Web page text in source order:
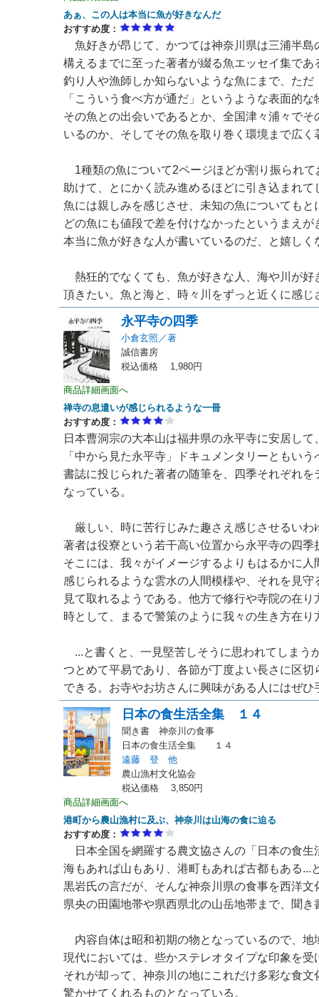
あぁ、この人は本当に魚が好きなんだ
おすすめ度：
魚好きが昂じて、かつては神奈川県は三浦半島
構えるまでに至った著者が綴る魚エッセイ集で
釣り人や漁師しか知らないような魚にまで、ただ
「こういう食べ方が通だ」というような表面的
その魚との出会いであるとか、全国津々浦々で
いるのか、そしてその魚を取り巻く環境まで広く
1種類の魚について2ページほどが割り振られて
助けて、とにかく読み進めるほどに引き込まれ
魚には親しみを感じさせ、未知の魚についても
どの魚にも値段で差を付けなかったというまえ
本当に魚が好きな人が書いているのだ、と嬉しく
熱狂的でなくても、魚が好きな人、海や川が好
頂きたい。魚と海と、時々川をずっと近くに感
永平寺の四季
小倉玄照／著
誠信書房
税込価格 1,980円
商品詳細画面へ
禅寺の息遣いが感じられるような一冊
おすすめ度：
日本曹洞宗の大本山は福井県の永平寺に安居し
「中から見た永平寺」ドキュメンタリーともい
書誌に投じられた著者の随筆を、四季それぞれを
なっている。
厳しい、時に苦行じみた趣さえ感じさせるいわ
著者は役寮という若干高い位置から永平寺の四
そこには、我々がイメージするよりもはるかに人
感じられるような雲水の人間模様や、それを見守
見て取れるようである。他方で修行や寺院の在
時として、まるで警策のように我々の生き方在
...と書くと、一見堅苦しそうに思われてしまう
つとめて平易であり、各節が丁度よい長さに区切
できる。お寺やお坊さんに興味がある人にはぜ
日本の食生活全集 １４
聞き書 神奈川の食事
日本の食生活全集 １４
遠藤 登 他
農山漁村文化協会
税込価格 3,850円
商品詳細画面へ
港町から農山漁村に及ぶ、神奈川は山海の食に迫る
おすすめ度：
日本全国を網羅する農文協さんの「日本の食生
海もあれば山もあり、港町もあれば古都もある...
黒岩氏の言だが、そんな神奈川県の食事を西洋文
県央の田園地帯や県西県北の山岳地帯まで、聞
内容自体は昭和初期の物となっているので、地
現代においては、些かステレオタイプな印象を受
それが却って、神奈川の地にこれだけ多彩な食文
驚かせてくれるものとなっている。